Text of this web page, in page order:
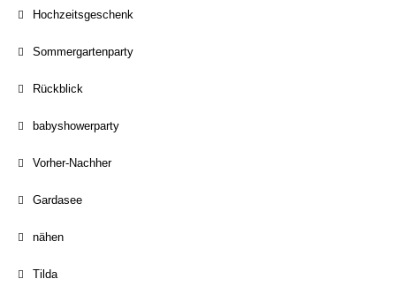
Hochzeitsgeschenk
Sommergartenparty
Rückblick
babyshowerparty
Vorher-Nachher
Gardasee
nähen
Tilda